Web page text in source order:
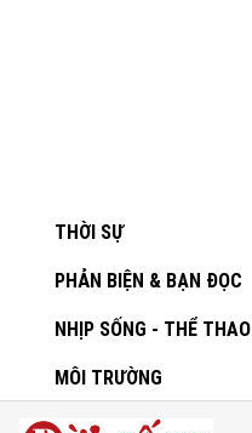
THỜI SỰ
PHẢN BIỆN & BẠN ĐỌC
NHỊP SỐNG - THỂ THAO
MÔI TRƯỜNG